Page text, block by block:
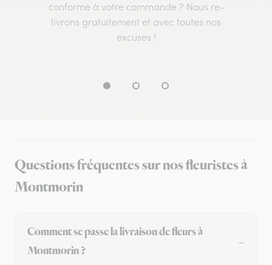
conforme à votre commande ? Nous re-
livrons gratuitement et avec toutes nos
excuses !
Questions fréquentes sur nos fleuristes à
Montmorin
Comment se passe la livraison de fleurs à
Montmorin ?